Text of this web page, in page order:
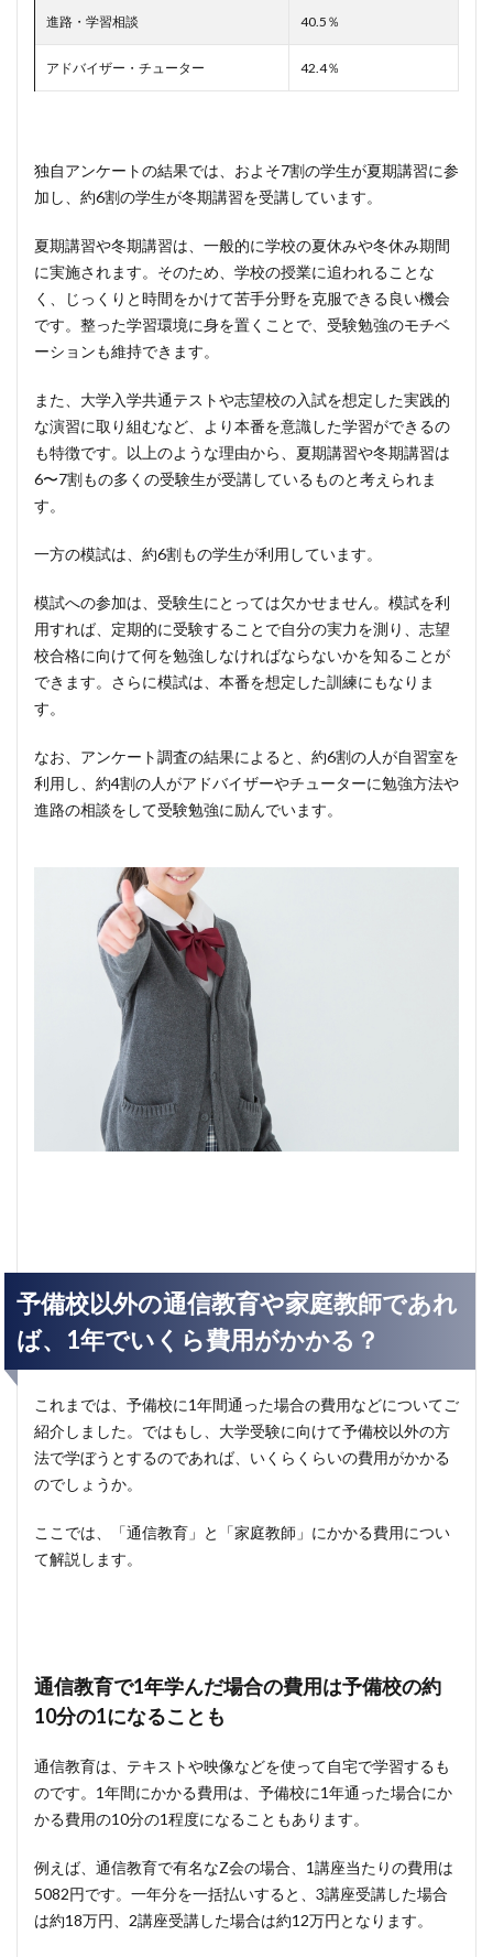
進路・学習相談 40.5％
アドバイザー・チューター 42.4％
独自アンケートの結果では、およそ7割の学生が夏期講習に参
加し、約6割の学生が冬期講習を受講しています。
夏期講習や冬期講習は、一般的に学校の夏休みや冬休み期間
に実施されます。そのため、学校の授業に追われることな
く、じっくりと時間をかけて苦手分野を克服できる良い機会
です。整った学習環境に身を置くことで、受験勉強のモチベ
ーションも維持できます。
また、大学入学共通テストや志望校の入試を想定した実践的
な演習に取り組むなど、より本番を意識した学習ができるの
も特徴です。以上のような理由から、夏期講習や冬期講習は
6〜7割もの多くの受験生が受講しているものと考えられま
す。
一方の模試は、約6割もの学生が利用しています。
模試への参加は、受験生にとっては欠かせません。模試を利
用すれば、定期的に受験することで自分の実力を測り、志望
校合格に向けて何を勉強しなければならないかを知ることが
できます。さらに模試は、本番を想定した訓練にもなりま
す。
なお、アンケート調査の結果によると、約6割の人が自習室を
利用し、約4割の人がアドバイザーやチューターに勉強方法や
進路の相談をして受験勉強に励んでいます。
予備校以外の通信教育や家庭教師であれ
ば、1年でいくら費用がかかる？
これまでは、予備校に1年間通った場合の費用などについてご
紹介しました。ではもし、大学受験に向けて予備校以外の方
法で学ぼうとするのであれば、いくらくらいの費用がかかる
のでしょうか。
ここでは、「通信教育」と「家庭教師」にかかる費用につい
て解説します。
通信教育で1年学んだ場合の費用は予備校の約
10分の1になることも
通信教育は、テキストや映像などを使って自宅で学習するも
のです。1年間にかかる費用は、予備校に1年通った場合にか
かる費用の10分の1程度になることもあります。
例えば、通信教育で有名なZ会の場合、1講座当たりの費用は
5082円です。一年分を一括払いすると、3講座受講した場合
は約18万円、2講座受講した場合は約12万円となります。